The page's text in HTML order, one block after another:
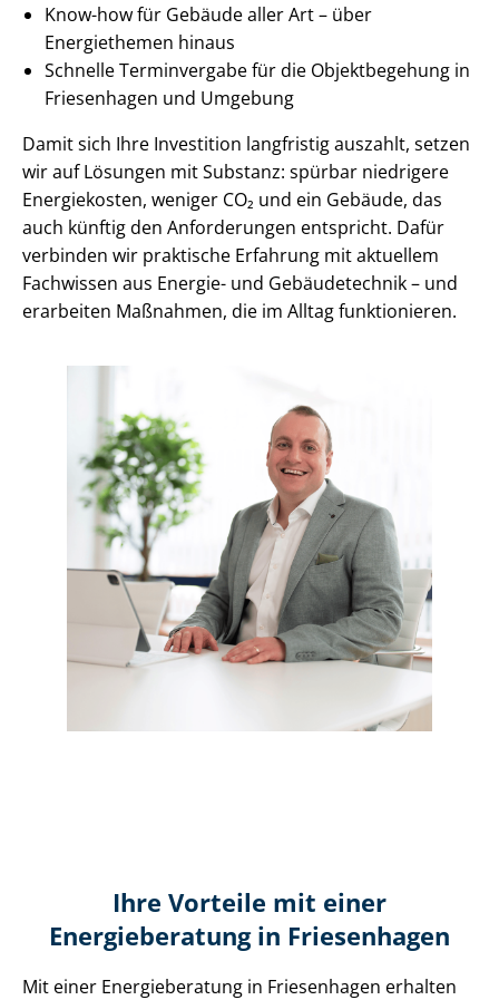
Know-how für Gebäude aller Art – über
Energiethemen hinaus
Schnelle Terminvergabe für die Objektbegehung in
Friesenhagen und Umgebung
Damit sich Ihre Investition langfristig auszahlt, setzen
wir auf Lösungen mit Substanz: spürbar niedrigere
Energiekosten, weniger CO₂ und ein Gebäude, das
auch künftig den Anforderungen entspricht. Dafür
verbinden wir praktische Erfahrung mit aktuellem
Fachwissen aus Energie- und Gebäudetechnik – und
erarbeiten Maßnahmen, die im Alltag funktionieren.
Ihre Vorteile mit einer
Energieberatung in Friesenhagen
Mit einer Energieberatung in Friesenhagen erhalten